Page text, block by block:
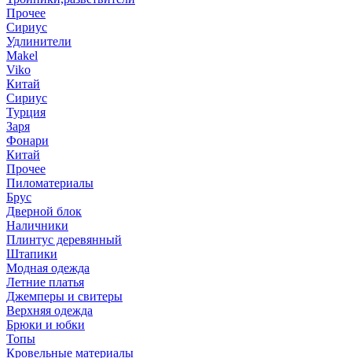
Прочее
Сириус
Удлинители
Makel
Viko
Китай
Сириус
Турция
Заря
Фонари
Китай
Прочее
Пиломатериалы
Брус
Дверной блок
Наличники
Плинтус деревянный
Штапики
Модная одежда
Летние платья
Джемперы и свитеры
Верхняя одежда
Брюки и юбки
Топы
Кровельные материалы